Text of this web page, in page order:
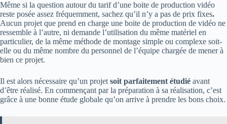
Même si la question autour du tarif d’une boite de production vidéo
reste posée assez fréquemment, sachez qu’il n’y a pas de prix fixes.
Aucun projet que prend en charge une boite de production de vidéo ne
ressemble à l’autre, ni demande l’utilisation du même matériel en
particulier, de la même méthode de montage simple ou complexe soit-
elle ou du même nombre du personnel de l’équipe chargée de mener à
bien ce projet.
Il est alors nécessaire qu’un projet soit parfaitement étudié avant
d’être réalisé. En commençant par la préparation à sa réalisation, c’est
grâce à une bonne étude globale qu’on arrive à prendre les bons choix.